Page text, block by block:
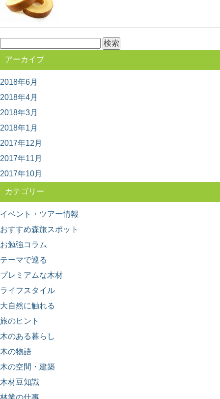
木目の種類、「柾目」「板目」「木口」って聞いたこと
がありますか？ 丸太をどのように製材したらど...
索:
アーカイブ
2018年6月
2018年4月
2018年3月
2018年1月
2017年12月
2017年11月
2017年10月
カテゴリー
イベント・ツアー情報
おすすめ森旅スポット
お勉強コラム
テーマで巡る
プレミアムな木材
ライフスタイル
大自然に触れる
旅のヒント
木のある暮らし
木の物語
木の空間・建築
木材豆知識
林業の仕事